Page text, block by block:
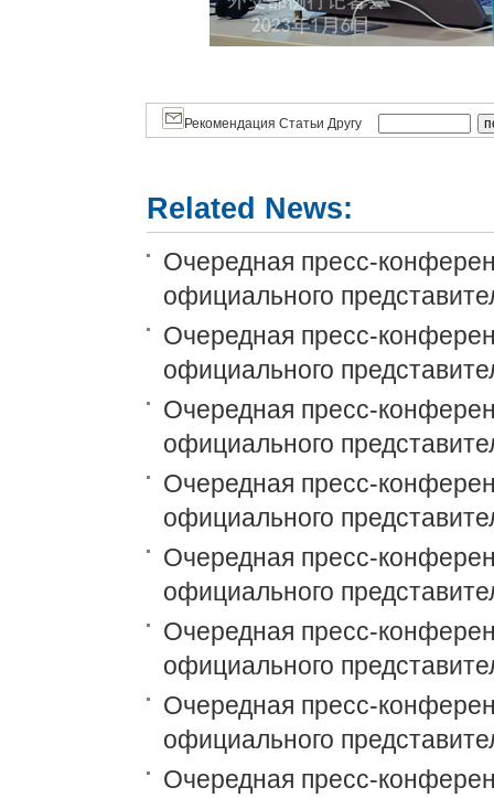
Рекомендация Статьи Другу
Related News:
Очередная пресс-
официального
Очередная пресс-
официального
Очередная пресс-
официального
Очередная пресс-
официального
Очередная пресс-
официального
Очередная пресс-
официального
Очередная пресс-
официального
Очередная пресс-